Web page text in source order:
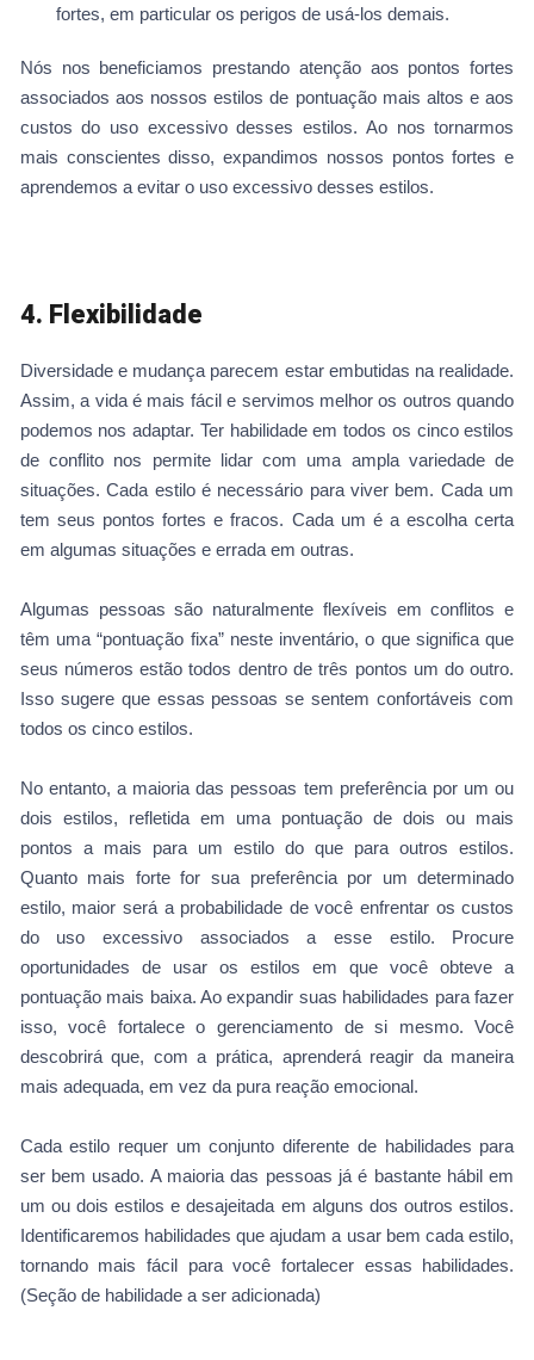
fortes, em particular os perigos de usá-los demais.
Nós nos beneficiamos prestando atenção aos pontos fortes
associados aos nossos estilos de pontuação mais altos e aos
custos do uso excessivo desses estilos. Ao nos tornarmos
mais conscientes disso, expandimos nossos pontos fortes e
aprendemos a evitar o uso excessivo desses estilos.
4. Flexibilidade
Diversidade e mudança parecem estar embutidas na realidade.
Assim, a vida é mais fácil e servimos melhor os outros quando
podemos nos adaptar. Ter habilidade em todos os cinco estilos
de conflito nos permite lidar com uma ampla variedade de
situações. Cada estilo é necessário para viver bem. Cada um
tem seus pontos fortes e fracos. Cada um é a escolha certa
em algumas situações e errada em outras.
Algumas pessoas são naturalmente flexíveis em conflitos e
têm uma “pontuação fixa” neste inventário, o que significa que
seus números estão todos dentro de três pontos um do outro.
Isso sugere que essas pessoas se sentem confortáveis com
todos os cinco estilos.
No entanto, a maioria das pessoas tem preferência por um ou
dois estilos, refletida em uma pontuação de dois ou mais
pontos a mais para um estilo do que para outros estilos.
Quanto mais forte for sua preferência por um determinado
estilo, maior será a probabilidade de você enfrentar os custos
do uso excessivo associados a esse estilo. Procure
oportunidades de usar os estilos em que você obteve a
pontuação mais baixa. Ao expandir suas habilidades para fazer
isso, você fortalece o gerenciamento de si mesmo. Você
descobrirá que, com a prática, aprenderá reagir da maneira
mais adequada, em vez da pura reação emocional.
Cada estilo requer um conjunto diferente de habilidades para
ser bem usado. A maioria das pessoas já é bastante hábil em
um ou dois estilos e desajeitada em alguns dos outros estilos.
Identificaremos habilidades que ajudam a usar bem cada estilo,
tornando mais fácil para você fortalecer essas habilidades.
(Seção de habilidade a ser adicionada)